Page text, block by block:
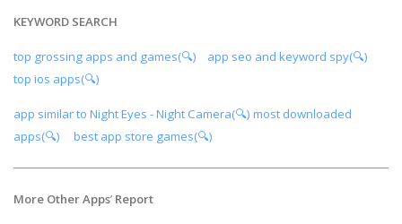
KEYWORD SEARCH
top grossing apps and games(🔍)
app seo and keyword spy(🔍)
top ios apps(🔍)
app similar to Night Eyes - Night Camera(🔍) most downloaded
apps(🔍)
best app store games(🔍)
More Other Apps’ Report